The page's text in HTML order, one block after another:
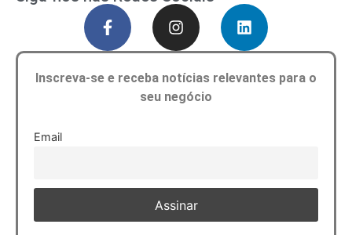
Inscreva-se e receba notícias relevantes para o
seu negócio
Email